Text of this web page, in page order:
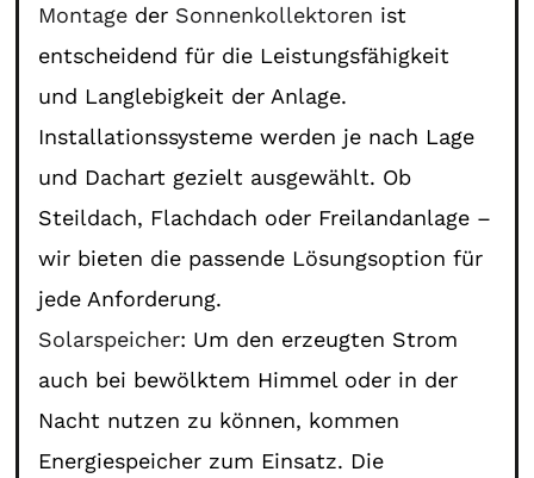
Montage der Sonnenkollektoren ist
entscheidend für die Leistungsfähigkeit
und Langlebigkeit der Anlage.
Installationssysteme werden je nach Lage
und Dachart gezielt ausgewählt. Ob
Steildach, Flachdach oder Freilandanlage –
wir bieten die passende Lösungsoption für
jede Anforderung.
Solarspeicher: Um den erzeugten Strom
auch bei bewölktem Himmel oder in der
Nacht nutzen zu können, kommen
Energiespeicher zum Einsatz. Die